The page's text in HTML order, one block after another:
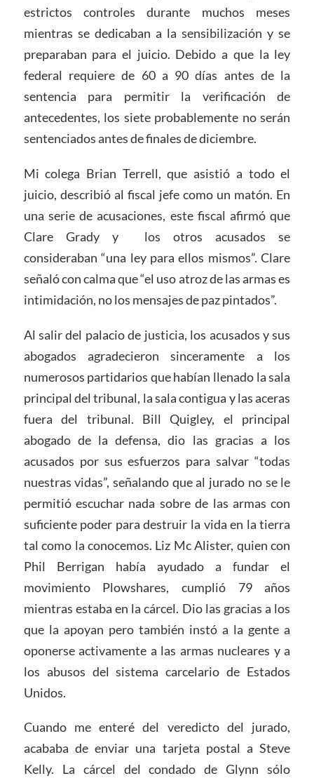
estrictos controles durante muchos meses
mientras se dedicaban a la sensibilización y se
preparaban para el juicio. Debido a que la ley
federal requiere de 60 a 90 días antes de la
sentencia para permitir la verificación de
antecedentes, los siete probablemente no serán
sentenciados antes de finales de diciembre.
Mi colega Brian Terrell, que asistió a todo el
juicio, describió al fiscal jefe como un matón. En
una serie de acusaciones, este fiscal afirmó que
Clare Grady y
los otros acusados se
consideraban “una ley para ellos mismos”. Clare
señaló con calma que “el uso atroz de las armas es
intimidación, no los mensajes de paz pintados”.
Al salir del palacio de justicia, los acusados y sus
abogados agradecieron sinceramente a los
numerosos partidarios que habían llenado la sala
principal del tribunal, la sala contigua y las aceras
fuera del tribunal. Bill Quigley, el principal
abogado de la defensa, dio las gracias a los
acusados por sus esfuerzos para salvar “todas
nuestras vidas”, señalando que al jurado no se le
permitió escuchar nada sobre de las armas con
suficiente poder para destruir la vida en la tierra
tal como la conocemos. Liz Mc Alister, quien con
Phil Berrigan había ayudado a fundar el
movimiento Plowshares, cumplió 79 años
mientras estaba en la cárcel. Dio las gracias a los
que la apoyan pero también instó a la gente a
oponerse activamente a las armas nucleares y a
los abusos del sistema carcelario de Estados
Unidos.
Cuando me enteré del veredicto del jurado,
acababa de enviar una tarjeta postal a Steve
Kelly. La cárcel del condado de Glynn sólo